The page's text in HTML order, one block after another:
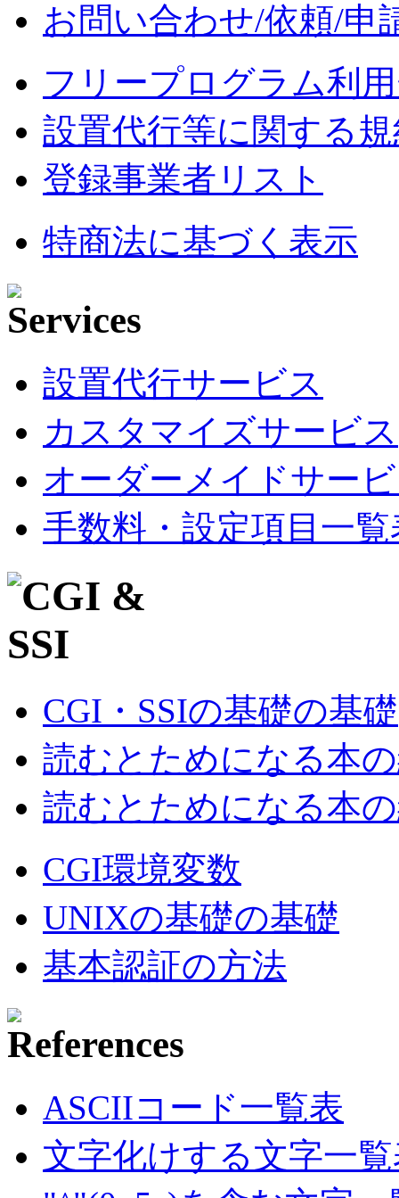
お問い合わせ/依頼/申
フリープログラム利
設置代行等に関する
登録事業者リスト
特商法に基づく表示
設置代行サービス
カスタマイズサービス
オーダーメイドサー
手数料・設定項目一覧
CGI・SSIの基礎の基礎
読むとためになる本
読むとためになる本
CGI環境変数
UNIXの基礎の基礎
基本認証の方法
ASCIIコード一覧表
文字化けする文字一